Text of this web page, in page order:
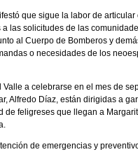
que sigue la labor de
las solicitudes de las
al Cuerpo de Bomberos y
o necesidades de los
a celebrarse en el mes de
Alfredo Díaz, están dirigidas a
feligreses que llegan a
de emergencias y